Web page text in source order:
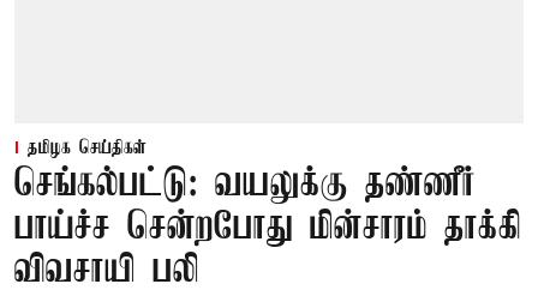
தமிழக செய்திகள்
செங்கல்பட்டு: வயலுக்கு தண்ணீர்
பாய்ச்ச சென்றபோது மின்சாரம் தாக்கி
விவசாயி பலி